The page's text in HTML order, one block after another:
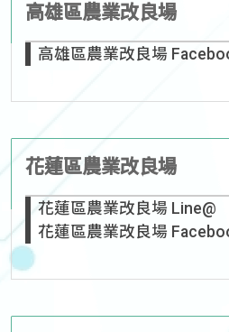
高雄區農業改良場
高雄區農業改良場
花蓮區農業改良場
花蓮區農業改良場 Line@
花蓮區農業改良場